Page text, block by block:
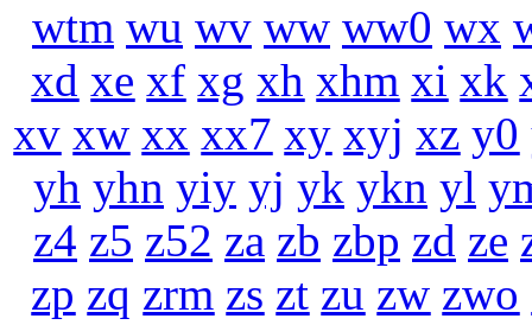
wtm wu wv ww ww0 wx
xd xe xf xg xh xhm xi xk
xv xw xx xx7 xy xyj xz y0
yh yhn yiy yj yk ykn yl
z4 z5 z52 za zb zbp zd ze
zp zq zrm zs zt zu zw zwo